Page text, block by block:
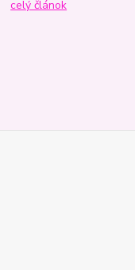
celý článok